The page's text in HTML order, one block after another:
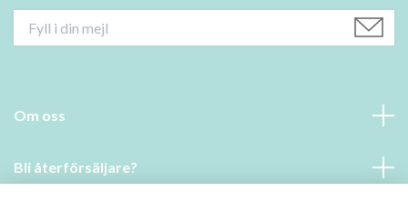
Om oss
Bli återförsäljare?